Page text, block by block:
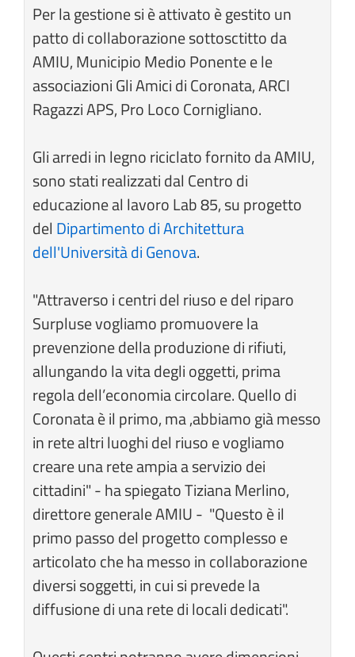
Per la gestione si è attivato è gestito un
patto di collaborazione sottosctitto da
AMIU, Municipio Medio Ponente e le
associazioni Gli Amici di Coronata, ARCI
Ragazzi APS, Pro Loco Cornigliano.
Gli arredi in legno riciclato fornito da AMIU,
sono stati realizzati dal Centro di
educazione al lavoro Lab 85, su progetto
del Dipartimento di Architettura
dell'Università di Genova.
"Attraverso i centri del riuso e del riparo
Surpluse vogliamo promuovere la
prevenzione della produzione di rifiuti,
allungando la vita degli oggetti, prima
regola dell’economia circolare. Quello di
Coronata è il primo, ma ,abbiamo già messo
in rete altri luoghi del riuso e vogliamo
creare una rete ampia a servizio dei
cittadini" - ha spiegato Tiziana Merlino,
direttore generale AMIU - "Questo è il
primo passo del progetto complesso e
articolato che ha messo in collaborazione
diversi soggetti, in cui si prevede la
diffusione di una rete di locali dedicati".